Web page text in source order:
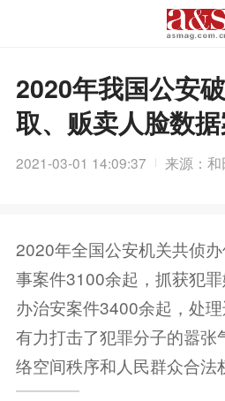
2020年我国公安
取、贩卖人脸数
2021-03-01 14:09:37 来源：
2020年全国公安机关共侦
事案件3100余起，抓获犯
办治安案件3400余起，处
有力打击了犯罪分子的嚣张
络空间秩序和人民群众合法